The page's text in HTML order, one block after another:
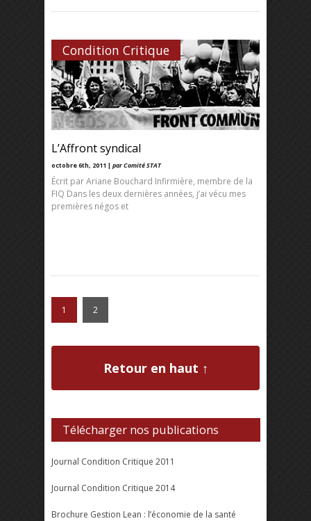
Condition Critique
L’Affront syndical
octobre 6th, 2011 | par Comité STAT
Écrit par Ariane Bouchard Infirmière, membre de la
FIQ Dans les deux dernières années, j’ai vécu mes
premières négos et
1 2
Retour en haut ↑
Télécharger nos publications
Journal Condition Critique 2011
Journal Condition Critique 2014
Brochure Gestion Lean : l’économie de la santé